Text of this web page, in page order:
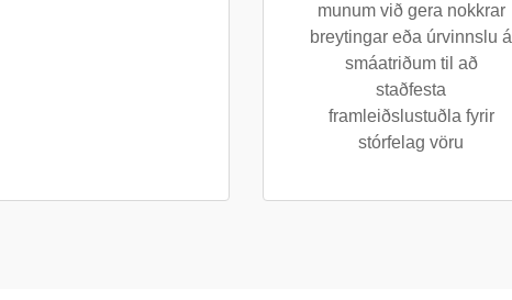
munum við gera nokkrar
breytingar eða úrvinnslu á
smáatriðum til að
staðfesta
framleiðslustuðla fyrir
stórfelag vöru